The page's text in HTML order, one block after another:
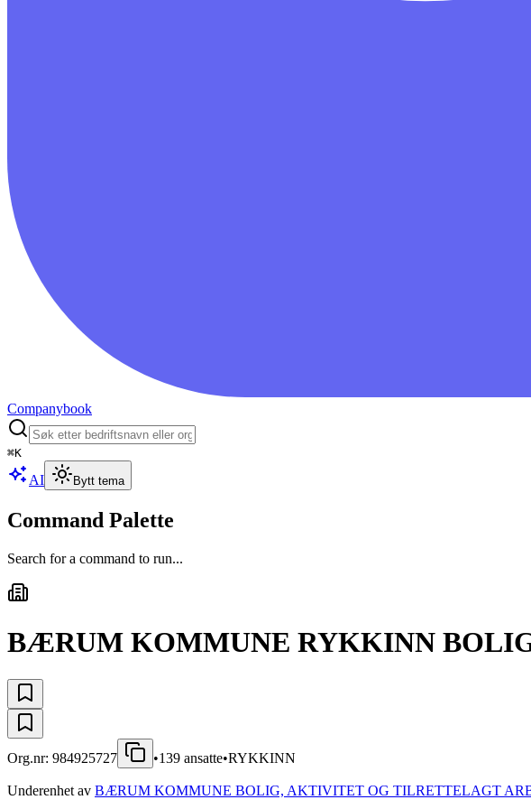
Companybook
⌘K
AI Bytt tema
Command Palette
Search for a command to run...
BÆRUM KOMMUNE RYKKINN
Org.nr: 984925727 •139 ansatte•RYKKINN
Underenhet av BÆRUM KOMMUNE BOLIG, AKTIVITET OG TILRETTELAGT